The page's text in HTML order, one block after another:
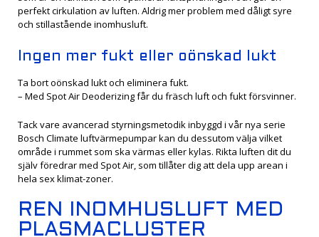
perfekt cirkulation av luften. Aldrig mer problem med dåligt syre
och stillastående inomhusluft.
Ingen mer fukt eller oönskad lukt
Ta bort oönskad lukt och eliminera fukt.
– Med Spot Air Deoderizing får du fräsch luft och fukt försvinner.
Tack vare avancerad styrningsmetodik inbyggd i vår nya serie
Bosch Climate luftvärmepumpar kan du dessutom välja vilket
område i rummet som ska värmas eller kylas. Rikta luften dit du
själv föredrar med Spot Air, som tillåter dig att dela upp arean i
hela sex klimat-zoner.
REN INOMHUSLUFT MED
PLASMACLUSTER